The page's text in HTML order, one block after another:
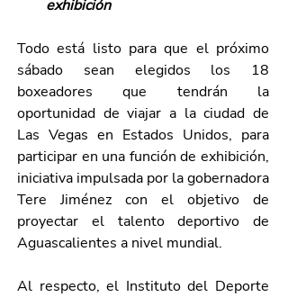
exhibición
Todo está listo para que el próximo
sábado sean elegidos los 18
boxeadores que tendrán la
oportunidad de viajar a la ciudad de
Las Vegas en Estados Unidos, para
participar en una función de exhibición,
iniciativa impulsada por la gobernadora
Tere Jiménez con el objetivo de
proyectar el talento deportivo de
Aguascalientes a nivel mundial.
Al respecto, el Instituto del Deporte